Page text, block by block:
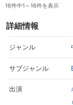
定額見放題解約
16件中1～16件を表示
詳細情報
ジャンル
サブジャンル
出演